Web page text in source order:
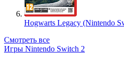
Hogwarts Legacy (Nintendo
Смотреть все
Игры Nintendo Switch 2